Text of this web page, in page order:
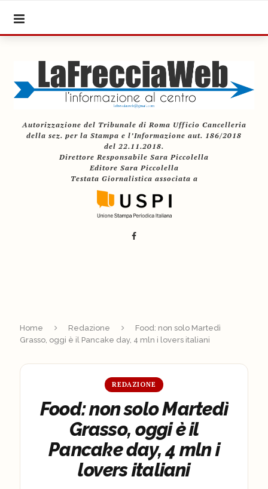
Autorizzazione del Tribunale di Roma Ufficio Cancelleria
della sez. per la Stampa e l’Informazione aut. 186/2018
del 22.11.2018.
Direttore Responsabile Sara Piccolella
Editore Sara Piccolella
Testata Giornalistica associata a
Home Redazione
Food: non solo Martedì
Grasso, oggi è il Pancake day, 4 mln i lovers italiani
REDAZIONE
Food: non solo Martedì
Grasso, oggi è il
Pancake day, 4 mln i
lovers italiani